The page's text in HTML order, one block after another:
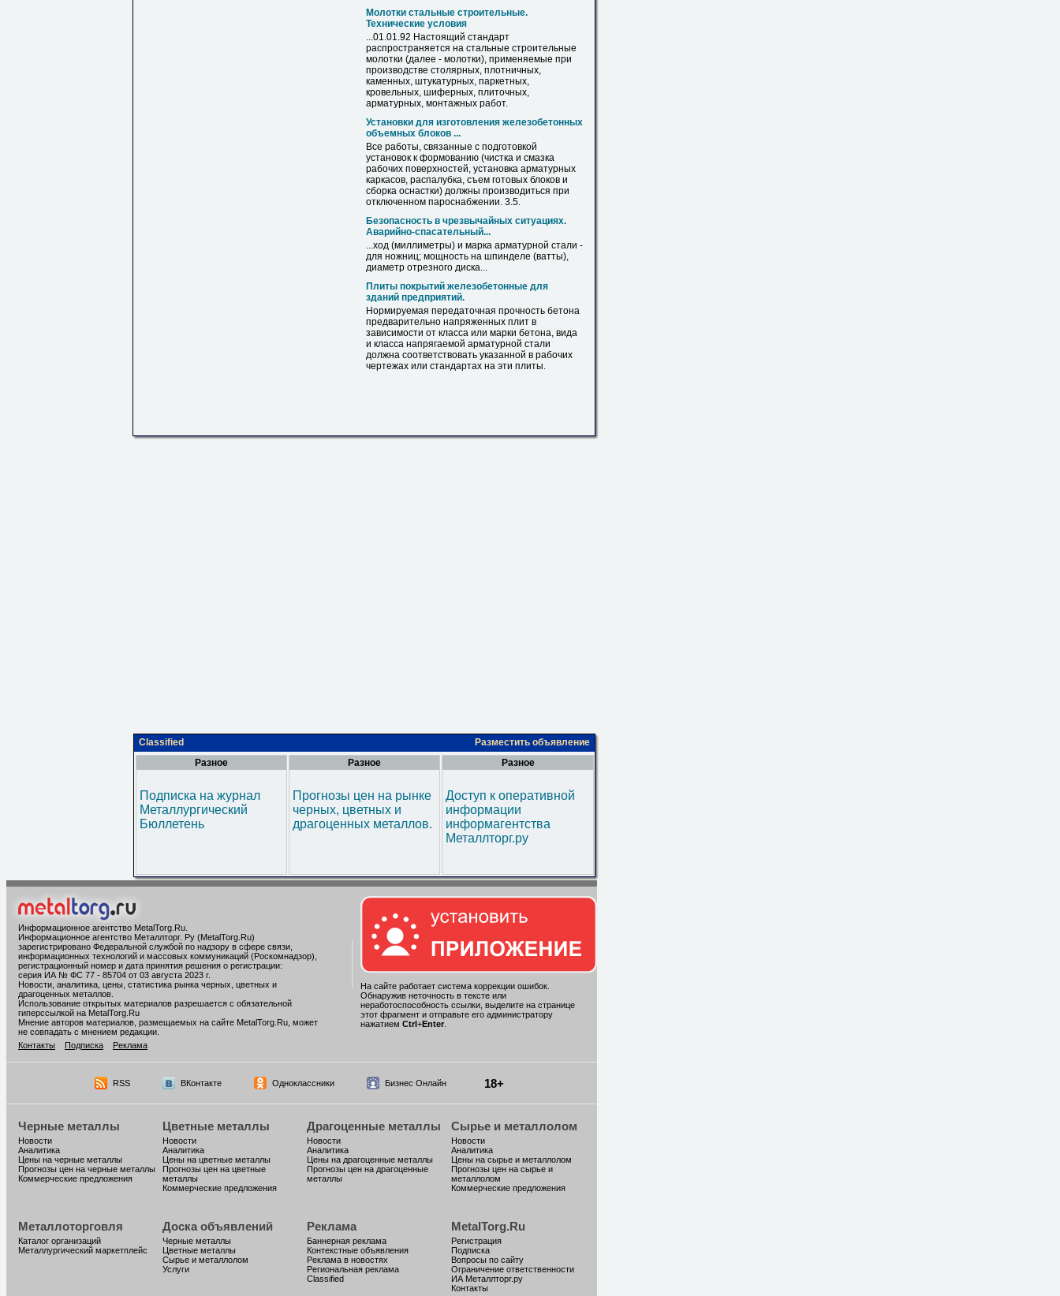
Молотки стальные строительные.
Технические условия
...01.01.92 Настоящий стандарт
распространяется на стальные строительные
молотки (далее - молотки), применяемые при
производстве столярных, плотничных,
каменных, штукатурных, паркетных,
кровельных, шиферных, плиточных,
арматурных, монтажных работ.
Установки для изготовления железобетонных
объемных блоков ...
Все работы, связанные с подготовкой
установок к формованию (чистка и смазка
рабочих поверхностей, установка арматурных
каркасов, распалубка, съем готовых блоков и
сборка оснастки) должны производиться при
отключенном пароснабжении. 3.5.
Безопасность в чрезвычайных ситуациях.
Аварийно-спасательный...
...ход (миллиметры) и марка арматурной стали -
для ножниц; мощность на шпинделе (ватты),
диаметр отрезного диска...
Плиты покрытий железобетонные для
зданий предприятий.
Нормируемая передаточная прочность бетона
предварительно напряженных плит в
зависимости от класса или марки бетона, вида
и класса напрягаемой арматурной стали
должна соответствовать указанной в рабочих
чертежах или стандартах на эти плиты.
Classified
Разместить объявление
Разное
Подписка на журнал
Металлургический
Бюллетень
Разное
Прогнозы цен на рынке
черных, цветных и
драгоценных металлов.
Разное
Доступ к оперативной
информации
информагентства
Металлторг.ру
Информационное агентство MetalTorg.Ru
Информационное агентство Металлторг. Ру (MetalTorg.Ru)
зарегистрировано Федеральной службой по надзору в сфере связи,
информационных технологий и массовых коммуникаций (Роскомнадзор),
регистрационный номер и дата принятия решения о регистрации:
серия ИА № ФС 77 - 85704 от 03 августа 2023 г.
Новости, аналитика, цены, статистика рынка черных, цветных и
драгоценных металлов.
Использование открытых материалов разрешается с обязательной
гиперссылкой на MetalTorg.Ru
Мнение авторов материалов, размещаемых на сайте MetalTorg.Ru, может
не совпадать с мнением редакции.
Контакты
Подписка Реклама
На сайте работает система коррекции ошибок.
Обнаружив неточность в тексте или
неработоспособность ссылки, выделите на странице
этот фрагмент и отправьте его администратору
нажатием Ctrl +Enter.
RSS ВКонтакте Одноклассники Бизнес Онлайн 18+
Черные металлы
Новости
Аналитика
Цены на черные металлы
Прогнозы цен на черные металлы
Коммерческие предложения
Цветные металлы
Новости
Аналитика
Цены на цветные металлы
Прогнозы цен на цветные
металлы
Коммерческие предложения
Драгоценные металлы
Новости
Аналитика
Цены на драгоценные металлы
Прогнозы цен на драгоценные
металлы
Сырье и металлолом
Новости
Аналитика
Цены на сырье и металлолом
Прогнозы цен на сырье и
металлолом
Коммерческие предложения
Металлоторговля
Каталог организаций
Металлургический маркетплейс
Доска объявлений
Черные металлы
Цветные металлы
Сырье и металлолом
Услуги
Реклама
Баннерная реклама
Контекстные объявления
Реклама в новостях
Региональная реклама
Classified
MetalTorg.Ru
Регистрация
Подписка
Вопросы по сайту
Ограничение ответственности
ИА Металлторг.ру
Контакты